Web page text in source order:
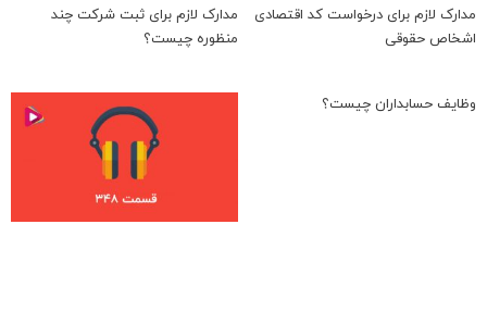
مدارک لازم برای درخواست کد اقتصادی
اشخاص حقوقی
مدارک لازم برای ثبت شرکت چند
منظوره چیست؟
وظایف حسابداران چیست؟